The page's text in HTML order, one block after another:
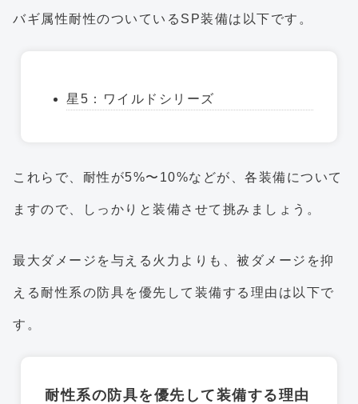
バギ属性耐性のついているSP装備は以下です。
星5：ワイルドシリーズ
これらで、耐性が5%〜10%などが、各装備について
ますので、しっかりと装備させて挑みましょう。
最大ダメージを与える火力よりも、被ダメージを抑
える耐性系の防具を優先して装備する理由は以下で
す。
耐性系の防具を優先して装備する理由